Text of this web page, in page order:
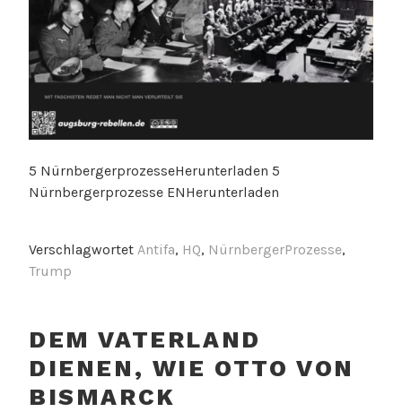
5 NürnbergerprozesseHerunterladen 5
Nürnbergerprozesse ENHerunterladen
Verschlagwortet Antifa, HQ, NürnbergerProzesse,
Trump
DEM VATERLAND
DIENEN, WIE OTTO VON
BISMARCK